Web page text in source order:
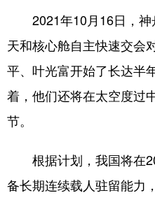
Deutsch Português
2021年10月16日，神
天和核心舱自主快速交会
平、叶光富开始了长达半
着，他们还将在太空度
节。
根据计划，我国将在
备长期连续载人驻留能力